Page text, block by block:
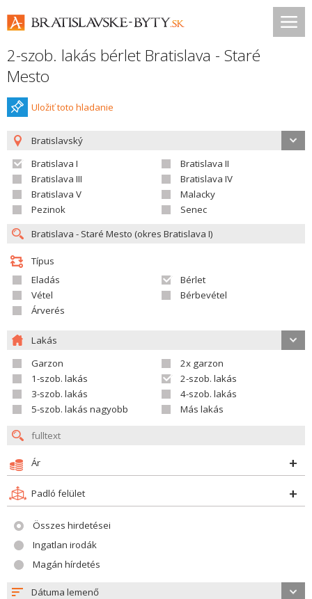
2-szob. lakás bérlet Bratislava - Staré
Mesto
Uložiť toto hladanie
Bratislavský
Bratislava I
Bratislava II
Bratislava III
Bratislava IV
Bratislava V
Malacky
Pezinok
Senec
Típus
Eladás
Bérlet
Vétel
Bérbevétel
Árverés
Lakás
Garzon
2x garzon
1-szob. lakás
2-szob. lakás
3-szob. lakás
4-szob. lakás
5-szob. lakás nagyobb
Más lakás
Ár
Padló felület
Összes hirdetései
Ingatlan irodák
Magán hírdetés
Dátuma lemenő